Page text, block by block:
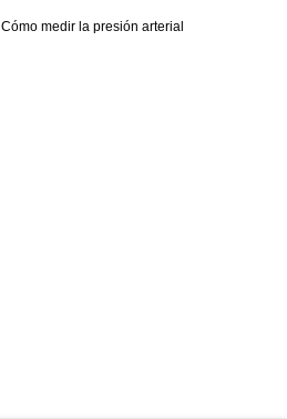
Cómo medir la presión arterial